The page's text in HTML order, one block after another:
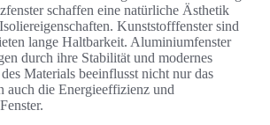
schaffen eine natürliche Ästhetik
Kunststofffenster sind
lange Haltbarkeit. Aluminiumfenster
durch ihre Stabilität und modernes
Materials beeinflusst nicht nur das
auch die Energieeffizienz und